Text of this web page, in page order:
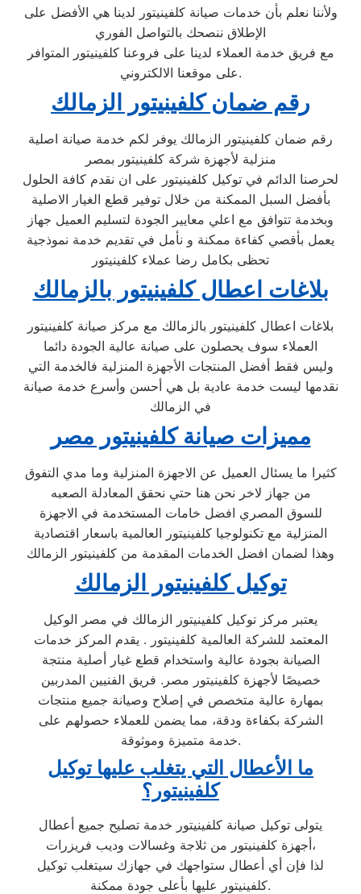
ولأننا نعلم بأن خدمات صيانة كلفينيتور لدينا هي الأفضل على
الإطلاق ننصحك بالتواصل الفوري
مع فريق خدمة العملاء لدينا على فروعنا كلفينيتور المتوافر
على موقعنا الالكتروني.
رقم ضمان كلفينيتور الزمالك
رقم ضمان كلفينيتور الزمالك يوفر لكم خدمة صيانة اصلية
منزلية لأجهزة شركة كلفينيتور بمصر
لحرصنا الدائم في توكيل كلفينيتور على ان نقدم كافة الحلول
بأفضل السبل الممكنة من خلال توفير قطع الغيار الاصلية
وبخدمة تتوافق مع اعلي معايير الجودة لتسليم العميل جهاز
يعمل بأقصي كفاءة ممكنة و نأمل في تقديم خدمة نموذجية
تحظى بكامل رضا عملاء كلفينيتور
بلاغات اعطال كلفينيتور بالزمالك
بلاغات اعطال كلفينيتور بالزمالك مع مركز صيانة كلفينيتور
العملاء سوف يحصلون على صيانة عالية الجودة دائما
وليس فقط أفضل المنتجات الأجهزة المنزلية فالخدمة التي
نقدمها ليست خدمة عادية بل هي أحسن وأسرع خدمة صيانة
في الزمالك
مميزات صيانة كلفينيتور مصر
كثيرا ما يسئال العميل عن الاجهزة المنزلية وما مدي التفوق
من جهاز لاخر نحن هنا حتي نحقق المعادلة الصعبه
للسوق المصري افضل خامات المستخدمة في الاجهزة
المنزلية مع تكنولوجيا كلفينيتور العالمية باسعار اقتصادية
وهذا لضمان افضل الخدمات المقدمة من كلفينيتور الزمالك
توكيل كلفينيتور الزمالك
يعتبر مركز توكيل كلفينيتور الزمالك في مصر الوكيل
المعتمد للشركة العالمية كلفينيتور . يقدم المركز خدمات
الصيانة بجودة عالية واستخدام قطع غيار أصلية منتجة
خصيصًا لأجهزة كلفينيتور مصر. فريق الفنيين المدربين
بمهارة عالية متخصص في إصلاح وصيانة جميع منتجات
الشركة بكفاءة ودقة، مما يضمن للعملاء حصولهم على
خدمة متميزة وموثوقة.
ما الأعطال التي يتغلب عليها توكيل
كلفينيتور؟
يتولى توكيل صيانة كلفينيتور خدمة تصليح جميع أعطال
أجهزة كلفينيتور من ثلاجة وغسالات وديب فريزرات،
لذا فإن أي أعطال ستواجهك في جهازك سيتغلب توكيل
كلفينيتور عليها بأعلى جودة ممكنة.